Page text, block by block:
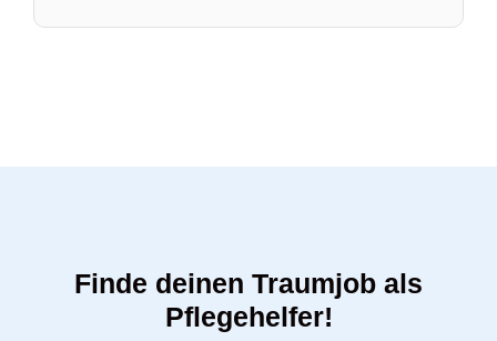
Finde deinen Traumjob als
Pflegehelfer!